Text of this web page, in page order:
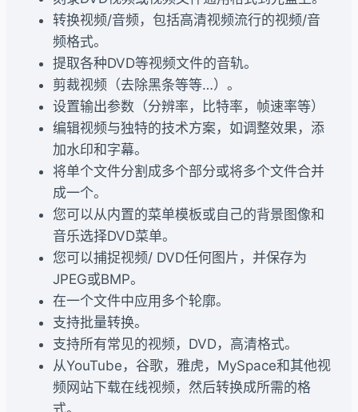
转换视频/音频，包括高清视频流行的视频/音
频格式。
提取各种DVD等视频文件的音轨。
剪裁视频（去除黑条等等…）。
设置输出参数（分辨率，比特率，帧速率等）
编辑视频与独特的技术方案，如调整效果，添
加水印和字幕。
将单个文件分割成多个部分或将多个文件合并
成一个。
您可以从内置的菜单模板或自己的背景图像和
音乐选择DVD菜单。
您可以捕捉视频/ DVD任何图片，并保存为
JPEG或BMP。
在一个文件中应用多个轮廓。
支持批量转换。
支持所有常见的视频，DVD，高清格式。
从YouTube，谷歌，雅虎，MySpace和其他视
频网站下载在线视频，然后转换成所需的格